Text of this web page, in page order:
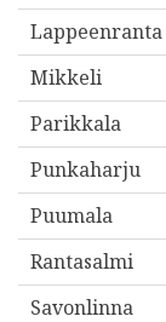
Lappeenranta
Mikkeli
Parikkala
Punkaharju
Puumala
Rantasalmi
Savonlinna